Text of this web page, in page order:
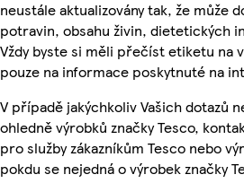
neustále aktualizovány tak, že může
potravin, obsahu živin, dietetických
Vždy byste si měli přečíst etiketu na
pouze na informace poskytnuté na
V případě jakýchkoliv Vašich dotazů
ohledně výrobků značky Tesco,
pro služby zákazníkům Tesco nebo
pokdu se nejedná o výrobek značky